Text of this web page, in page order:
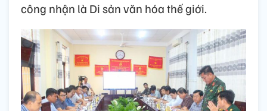
công nhận là Di sản văn hóa thế giới.